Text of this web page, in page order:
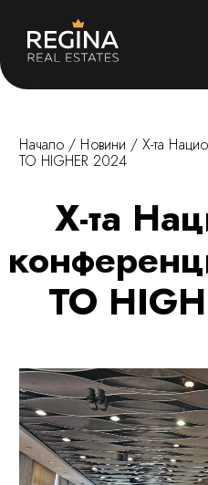
Начало / Новини / X-та
TO HIGHER 2024
X-та
TO